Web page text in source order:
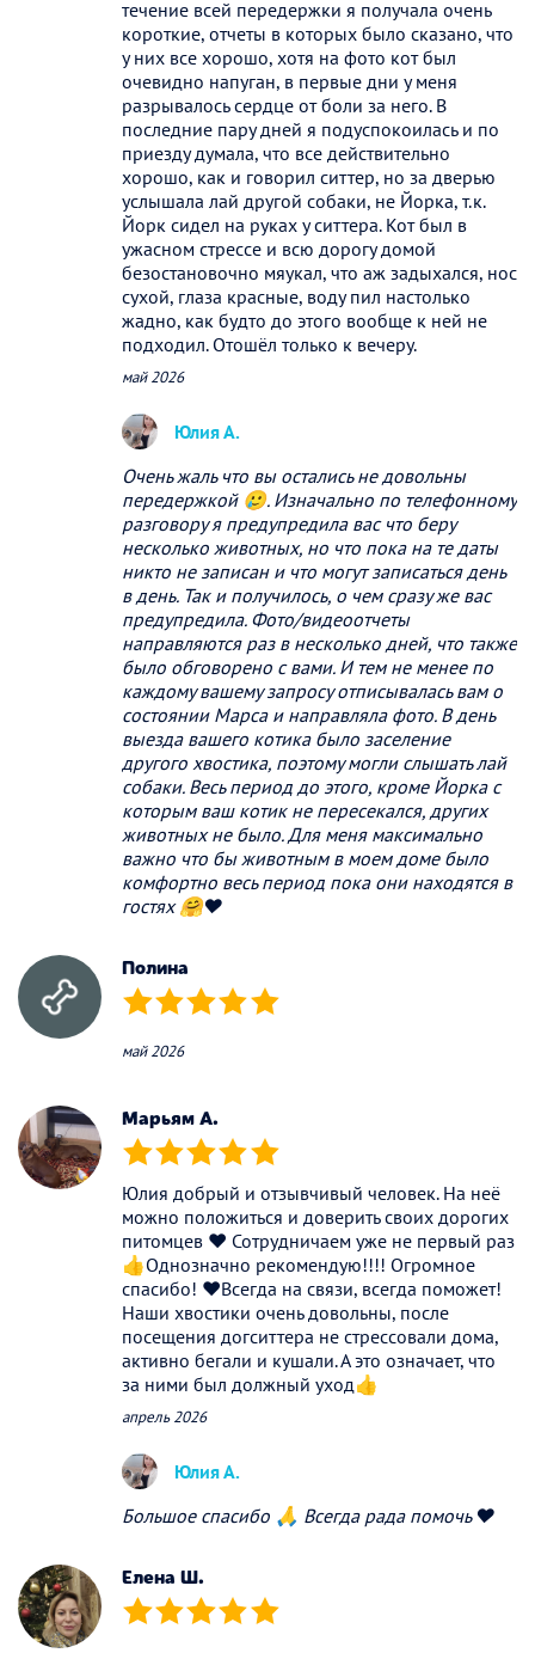
течение всей передержки я получала очень
короткие, отчеты в которых было сказано, что
у них все хорошо, хотя на фото кот был
очевидно напуган, в первые дни у меня
разрывалось сердце от боли за него. В
последние пару дней я подуспокоилась и по
приезду думала, что все действительно
хорошо, как и говорил ситтер, но за дверью
услышала лай другой собаки, не Йорка, т.к.
Йорк сидел на руках у ситтера. Кот был в
ужасном стрессе и всю дорогу домой
безостановочно мяукал, что аж задыхался, нос
сухой, глаза красные, воду пил настолько
жадно, как будто до этого вообще к ней не
подходил. Отошёл только к вечеру.
май 2026
Юлия А.
Очень жаль что вы остались не довольны
передержкой 🥲. Изначально по телефонному
разговору я предупредила вас что беру
несколько животных, но что пока на те даты
никто не записан и что могут записаться день
в день. Так и получилось, о чем сразу же вас
предупредила. Фото/видеоотчеты
направляются раз в несколько дней, что также
было обговорено с вами. И тем не менее по
каждому вашему запросу отписывалась вам о
состоянии Марса и направляла фото. В день
выезда вашего котика было заселение
другого хвостика, поэтому могли слышать лай
собаки. Весь период до этого, кроме Йорка с
которым ваш котик не пересекался, других
животных не было. Для меня максимально
важно что бы животным в моем доме было
комфортно весь период пока они находятся в
гостях 🤗❤️
Полина
(*) (*) (*) (*) (*)
май 2026
Марьям А.
(*) (*) (*) (*) (*)
Юлия добрый и отзывчивый человек. На неё
можно положиться и доверить своих дорогих
питомцев ❤️ Сотрудничаем уже не первый раз
👍Однозначно рекомендую!!!! Огромное
спасибо! ❤️Всегда на связи, всегда поможет!
Наши хвостики очень довольны, после
посещения догситтера не стрессовали дома,
активно бегали и кушали. А это означает, что
за ними был должный уход👍
апрель 2026
Юлия А.
Большое спасибо 🙏 Всегда рада помочь ❤️
Елена Ш.
(*) (*) (*) (*) (*)